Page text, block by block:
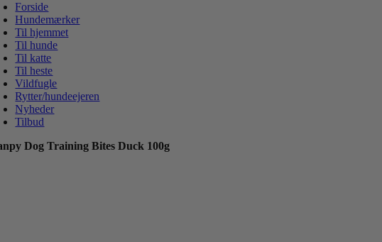
Forside
Hundemærker
Til hjemmet
Til hunde
Til katte
Til heste
Vildfugle
Rytter/hundeejeren
Nyheder
Tilbud
Dog Training Bites Duck 100g